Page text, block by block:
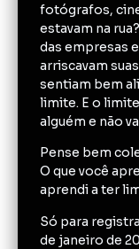
fotógrafos,
estavam na
das empresas
arriscavam
sentiam bem
limite. E o
alguém e não
Pense bem
O que você
aprendi a ter
Só para
de janeiro de